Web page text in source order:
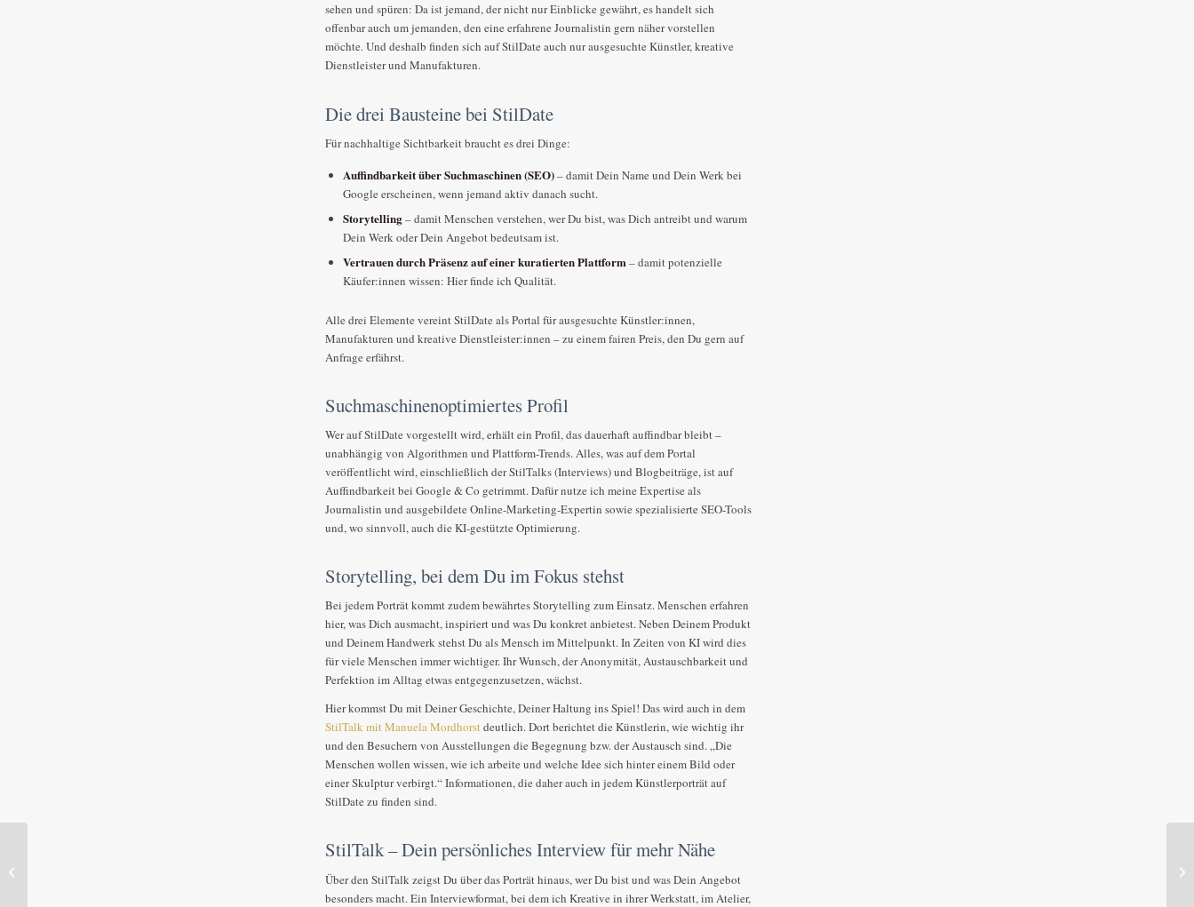
sehen und spüren: Da ist jemand, der nicht nur Einblicke gewährt, es handelt sich
offenbar auch um jemanden, den eine erfahrene Journalistin gern näher vorstellen
möchte. Und deshalb finden sich auf StilDate auch nur ausgesuchte Künstler, kreative
Dienstleister und Manufakturen.
Die drei Bausteine bei StilDate
Für nachhaltige Sichtbarkeit braucht es drei Dinge:
Auffindbarkeit über Suchmaschinen (SEO)– damit Dein Name und Dein Werk bei
Google erscheinen, wenn jemand aktiv danach sucht.
Storytelling– damit Menschen verstehen, wer Du bist, was Dich antreibt und warum
Dein Werk oder Dein Angebot bedeutsam ist.
Vertrauen durch Präsenz auf einer kuratierten Plattform – damit potenzielle
Käufer:innen wissen: Hier finde ich Qualität.
Alle drei Elemente vereint StilDate als Portal für ausgesuchte Künstler:innen,
Manufakturen und kreative Dienstleister:innen – zu einem fairen Preis, den Du gern auf
Anfrage erfährst.
Suchmaschinenoptimiertes Profil
Wer auf StilDate vorgestellt wird, erhält ein Profil, das dauerhaft auffindbar bleibt –
unabhängig von Algorithmen und Plattform-Trends. Alles, was auf dem Portal
veröffentlicht wird, einschließlich der StilTalks (Interviews) und Blogbeiträge, ist auf
Auffindbarkeit bei Google & Co getrimmt. Dafür nutze ich meine Expertise als
Journalistin und ausgebildete Online-Marketing-Expertin sowie spezialisierte SEO-Tools
und, wo sinnvoll, auch die KI-gestützte Optimierung.
Storytelling, bei dem Du im Fokus stehst
Bei jedem Porträt kommt zudem bewährtes Storytelling zum Einsatz. Menschen erfahren
hier, was Dich ausmacht, inspiriert und was Du konkret anbietest. Neben Deinem Produkt
und Deinem Handwerk stehst Du als Mensch im Mittelpunkt. In Zeiten von KI wird dies
für viele Menschen immer wichtiger. Ihr Wunsch, der Anonymität, Austauschbarkeit und
Perfektion im Alltag etwas entgegenzusetzen, wächst.
Hier kommst Du mit Deiner Geschichte, Deiner Haltung ins Spiel! Das wird auch in dem
StilTalk mit Manuela Mordhorstdeutlich. Dort berichtet die Künstlerin, wie wichtig ihr
und den Besuchern von Ausstellungen die Begegnung bzw. der Austausch sind. „Die
Menschen wollen wissen, wie ich arbeite und welche Idee sich hinter einem Bild oder
einer Skulptur verbirgt.“ Informationen, die daher auch in jedem Künstlerporträt auf
StilDate zu finden sind.
StilTalk – Dein persönliches Interview für mehr Nähe
Über den StilTalk zeigst Du über das Porträt hinaus, wer Du bist und was Dein Angebot
besonders macht. Ein Interviewformat, bei dem ich Kreative in ihrer Werkstatt, im Atelier,